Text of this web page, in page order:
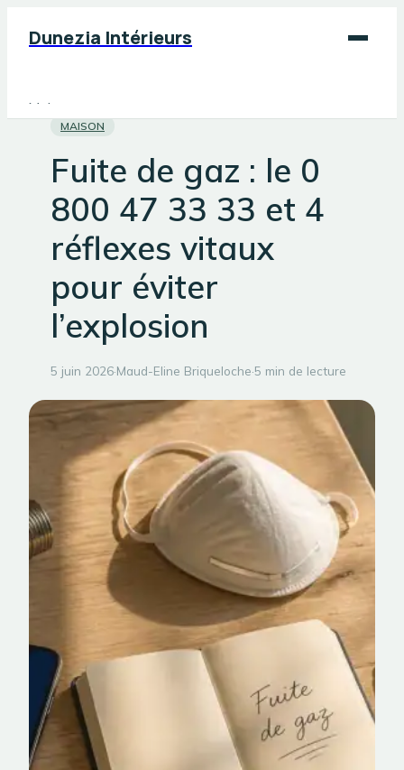
Dunezia Intérieurs
Maison
Jardinage
Bricolage
MAISON
Fuite de gaz : le 0
800 47 33 33 et 4
réflexes vitaux
pour éviter
l’explosion
5 juin 2026·Maud-Eline Briqueloche·5 min de lecture